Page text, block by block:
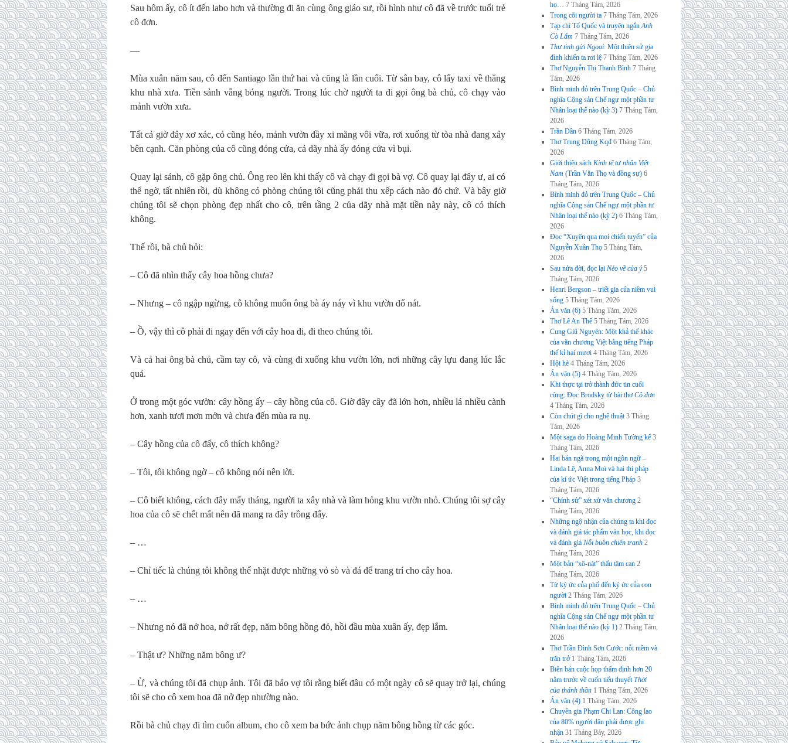
Sau hôm ấy, cô ít đến labo hơn và thường đi ăn cùng ông giáo sư, rồi hình như cô đã về trước tuổi trẻ
cô đơn.
—
Mùa xuân năm sau, cô đến Santiago lần thứ hai và cũng là lần cuối. Từ sân bay, cô lấy taxi về thẳng
khu nhà xưa. Tiền sảnh vắng bóng người. Trong lúc chờ người ta đi gọi ông bà chủ, cô chạy vào
mảnh vườn xưa.
Tất cả giờ đây xơ xác, cỏ cũng héo, mảnh vườn đầy xi măng vôi vữa, rơi xuống từ tòa nhà đang xây
bên cạnh. Căn phòng của cô cũng đóng cửa, cả dãy nhà ấy đóng cửa vì bụi.
Quay lại sảnh, cô gặp ông chủ. Ông reo lên khi thấy cô và chạy đi gọi bà vợ. Cô quay lại đây ư, ai có
thể ngờ, tất nhiên rồi, dù không có phòng chúng tôi cũng phải thu xếp cách nào đó chứ. Và bây giờ
chúng tôi sẽ chọn phòng đẹp nhất cho cô, trên tầng 2 của dãy nhà mặt tiền này này, cô có thích
không.
Thế rồi, bà chủ hỏi:
– Cô đã nhìn thấy cây hoa hồng chưa?
– Nhưng – cô ngập ngừng, cô không muốn ông bà áy náy vì khu vườn đổ nát.
– Ồ, vậy thì cô phải đi ngay đến với cây hoa đi, đi theo chúng tôi.
Và cả hai ông bà chủ, cầm tay cô, và cùng đi xuống khu vườn lớn, nơi những cây lựu đang lúc lắc
quả.
Ở trong một góc vườn: cây hồng ấy – cây hồng của cô. Giờ đây cây đã lớn hơn, nhiều lá nhiều cành
hơn, xanh tươi mơn mởn và chưa đến mùa ra nụ.
– Cây hồng của cô đấy, cô thích không?
– Tôi, tôi không ngờ – cô không nói nên lời.
– Cô biết không, cách đây mấy tháng, người ta xây nhà và làm hỏng khu vườn nhỏ. Chúng tôi sợ cây
hoa của cô sẽ chết mất nên đã mang ra đây trồng đấy.
– …
– Chỉ tiếc là chúng tôi không thể nhặt được những vỏ sò và đá để trang trí cho cây hoa.
– …
– Nhưng nó đã nở hoa, nở rất đẹp, năm bông hồng đỏ, hồi đầu mùa xuân ấy, đẹp lắm.
– Thật ư? Những năm bông ư?
– Ừ, và chúng tôi đã chụp ảnh. Tôi đã bảo vợ tôi rằng biết đâu có một ngày cô sẽ quay trở lại, chúng
tôi sẽ cho cô xem hoa đã nở đẹp nhường nào.
Rồi bà chủ chạy đi tìm cuốn album, cho cô xem ba bức ảnh chụp năm bông hồng từ các góc.
họ… 7 Tháng Tám, 2026
Trong cõi người ta 7 Tháng Tám, 2026
Tạp chí Tổ Quốc và truyện ngắnAnh
Cò Lấm 7 Tháng Tám, 2026
Thư tình gửi Ngoại: Một thiên sử gia
đình khiến ta rơi lệ 7 Tháng Tám, 2026
Thơ Nguyễn Thị Thanh Bình 7 Tháng
Tám, 2026
Bình minh đỏ trên Trung Quốc – Chủ
nghĩa Cộng sản Chế ngự một phần tư
Nhân loại thế nào (kỳ 3) 7 Tháng Tám,
2026
Trần Dần 6 Tháng Tám, 2026
Thơ Trung Dũng Kqđ 6 Tháng Tám,
2026
Giới thiệu sách Kinh tế tư nhân Việt
Nam (Trần Văn Thọ và đồng sự) 6
Tháng Tám, 2026
Bình minh đỏ trên Trung Quốc – Chủ
nghĩa Cộng sản Chế ngự một phần tư
Nhân loại thế nào (kỳ 2) 6 Tháng Tám,
2026
Đọc “Xuyên qua mọi chiến tuyến” của
Nguyễn Xuân Thọ 5 Tháng Tám,
2026
Sau nửa đời, đọc lại Nẻo về của ý 5
Tháng Tám, 2026
Henri Bergson – triết gia của niềm vui
sống 5 Tháng Tám, 2026
Án văn (6) 5 Tháng Tám, 2026
Thơ Lê An Thế 5 Tháng Tám, 2026
Cung Giũ Nguyên: Một khả thể khác
của văn chương Việt bằng tiếng Pháp
thế kỉ hai mươi 4 Tháng Tám, 2026
Hội hè 4 Tháng Tám, 2026
Án văn (5) 4 Tháng Tám, 2026
Khi thực tại trở thành đức tin cuối
cùng: Đọc Brodsky từ bài thơCô đơn
4 Tháng Tám, 2026
Còn chút gì cho nghệ thuật 3 Tháng
Tám, 2026
Một saga do Hoàng Minh Tường kể 3
Tháng Tám, 2026
Hai bản ngã trong một ngôn ngữ –
Linda Lê, Anna Moï và hai thi pháp
của kí ức Việt trong tiếng Pháp 3
Tháng Tám, 2026
“Chính sử” xét xử văn chương 2
Tháng Tám, 2026
Những ngộ nhận của chúng ta khi đọc
và đánh giá tác phẩm văn học, khi đọc
và đánh giá Nỗi buồn chiến tranh 2
Tháng Tám, 2026
Một bản “xô-nát” thấu tâm can 2
Tháng Tám, 2026
Từ ký ức của phố đến ký ức của con
người 2 Tháng Tám, 2026
Bình minh đỏ trên Trung Quốc – Chủ
nghĩa Cộng sản Chế ngự một phần tư
Nhân loại thế nào (kỳ 1) 2 Tháng Tám,
2026
Thơ Trần Đình Sơn Cước: nỗi niềm và
trăn trở 1 Tháng Tám, 2026
Biên bản cuộc họp thẩm định hơn 20
năm trước về cuốn tiểu thuyếtThời
của thánh thần 1 Tháng Tám, 2026
Án văn (4) 1 Tháng Tám, 2026
Chuyên gia Phạm Chi Lan: Công lao
của 80% người dân phải được ghi
nhận 31 Tháng Bảy, 2026